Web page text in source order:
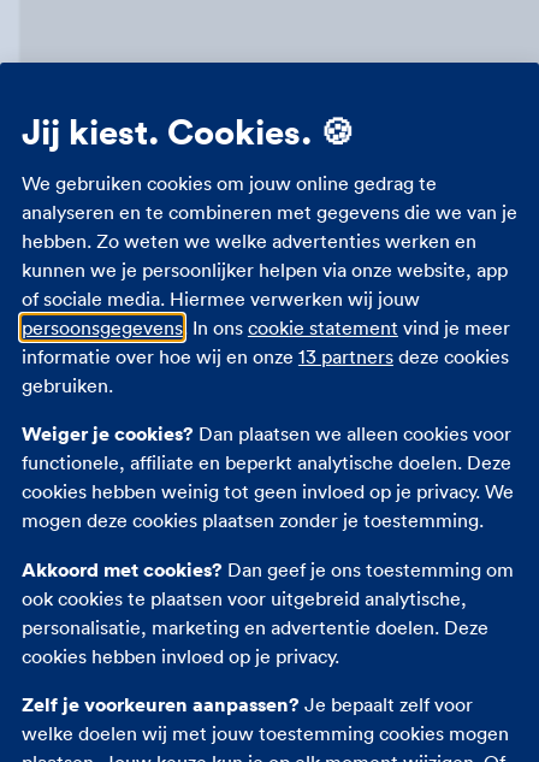
Je hebt een andere schade
Zo meld je andere schade
Veelgestelde vragen
Zijn mijn helm en motorpak ook
meeverzekerd?
Ik laat iemand anders op mijn motor rijden.
Wat als er iemand gewond is geraakt bij
een ongeluk?
Jij kiest. Cookies. 🍪
We gebruiken cookies om jouw online gedrag te
analyseren en te combineren met gegevens die we van je
hebben. Zo weten we welke advertenties werken en
kunnen we je persoonlijker helpen via onze website, app
of sociale media. Hiermee verwerken wij jouw
persoonsgegevens. In ons cookie statement vind je meer
informatie over hoe wij en onze 13 partnersdeze cookies
gebruiken.
Weiger je cookies? Dan plaatsen we alleen cookies voor
functionele, affiliate en beperkt analytische doelen. Deze
cookies hebben weinig tot geen invloed op je privacy. We
mogen deze cookies plaatsen zonder je toestemming.
Akkoord met cookies? Dan geef je ons toestemming om
ook cookies te plaatsen voor uitgebreid analytische,
personalisatie, marketing en advertentie doelen. Deze
cookies hebben invloed op je privacy.
Zelf je voorkeuren aanpassen? Je bepaalt zelf voor
welke doelen wij met jouw toestemming cookies mogen